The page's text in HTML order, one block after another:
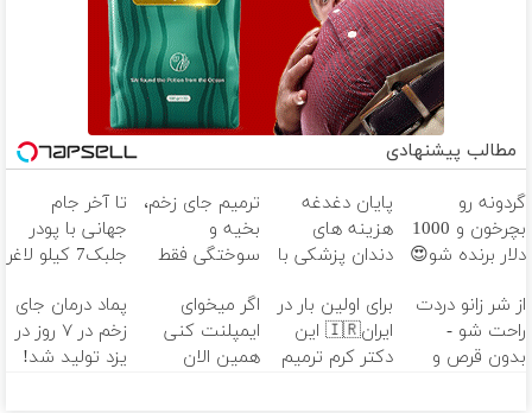
مطالب پیشنهادی
گردونه رو
بچرخون و 1000
دلار برنده شو😍
پایان دغدغه
هزینه های
دندان پزشکی با
کننده خانگی
ترمیم جای زخم،
بخیه و
سوختگی فقط
تا آخر جام
جهانی با پودر
جلبک7 کیلو لاغر
از شر زانو دردت
راحت شو -
بدون قرص و
برای اولین بار در
ایران🇮🇷 این
دکتر کرم ترمیم
اگر میخوای
ایمپلنت کنی
همین الان
پماد درمان جای
زخم در ۷ روز در
یزد تولید شد!